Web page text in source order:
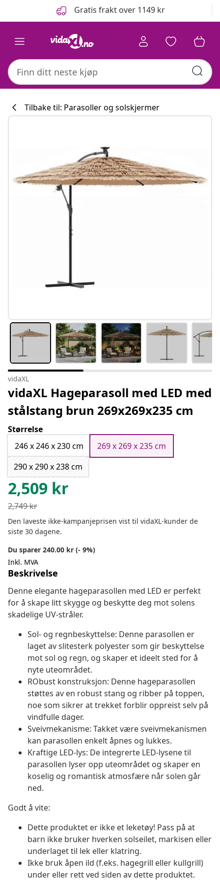
Gratis frakt over 1149 kr
Tilbake til: Parasoller og solskjermer
vidaXL
vidaXL Hageparasoll med LED med
stålstang brun 269x269x235 cm
Størrelse
246 x 246 x 230 cm
269 x 269 x 235 cm
290 x 290 x 238 cm
2,509 kr
2,749kr
Den laveste ikke-kampanjeprisen vist til vidaXL-kunder de
siste 30 dagene.
Du sparer 240.00 kr (- 9%)
Inkl. MVA
Beskrivelse
Denne elegante hageparasollen med LED er perfekt
for å skape litt skygge og beskytte deg mot solens
skadelige UV-stråler.
Sol- og regnbeskyttelse: Denne parasollen er
laget av slitesterk polyester som gir beskyttelse
mot sol og regn, og skaper et ideelt sted for å
nyte uteområdet.
RObust konstruksjon: Denne hageparasollen
støttes av en robust stang og ribber på toppen,
noe som sikrer at trekket forblir oppreist selv på
vindfulle dager.
Sveivmekanisme: Takket være sveivmekanismen
kan parasollen enkelt åpnes og lukkes.
Kraftige LED-lys: De integrerte LED-lysene til
parasollen lyser opp uteområdet og skaper en
koselig og romantisk atmosfære når solen går
ned.
Godt å vite:
Dette produktet er ikke et leketøy! Pass på at
barn ikke bruker hverken solseilet, markisen eller
underlaget til lek eller klatring.
Ikke bruk åpen ild (f.eks. hagegrill eller kullgrill)
under eller rett ved siden av dette produktet.